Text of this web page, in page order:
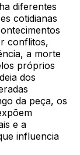
diferentes
cotidianas
conflitos,
a morte
próprios
dos
da peça, os
e a
influencia